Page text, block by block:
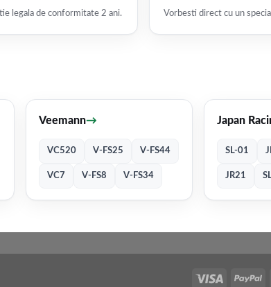
legala de conformitate 2 ani. Vorbesti direct cu un
Veemann→
VC520 V-FS25 V-FS44
VC7 V-FS8 V-FS34
Japan
SL-01
JR21